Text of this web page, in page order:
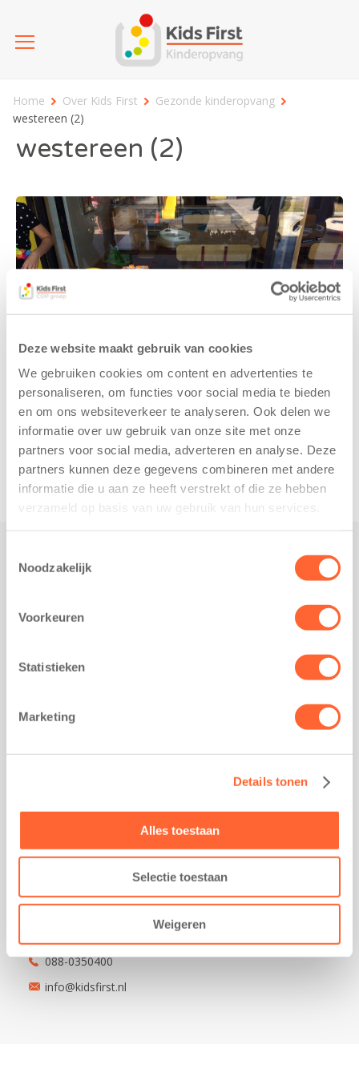
Deze website maakt gebruik van cookies
We gebruiken cookies om content en advertenties te
personaliseren, om functies voor social media te bieden
en om ons websiteverkeer te analyseren. Ook delen we
informatie over uw gebruik van onze site met onze
partners voor social media, adverteren en analyse. Deze
partners kunnen deze gegevens combineren met andere
informatie die u aan ze heeft verstrekt of die ze hebben
verzameld op basis van uw gebruik van hun services.
Noodzakelijk
Voorkeuren
Statistieken
Marketing
Details tonen
Alles toestaan
Selectie toestaan
Weigeren
Home Over Kids First
Gezonde kinderopvang
westereen (2)
westereen (2)
Praktisch
Nieuws over Kids First
Opzeggen opvangcontract
Kantoor Groningen
9743 AD Groningen
8491 BK Akkrum
Postbus 1030
Kantoor Assen
088-0350400
info@kidsfirst.nl